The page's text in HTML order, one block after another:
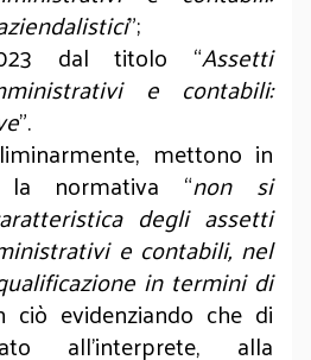
”;
dal titolo “Assetti
e contabili:
”.
mettono in
la normativa “non si
degli assetti
e contabili, nel
in termini di
ciò evidenziando che di
all’interprete, alla